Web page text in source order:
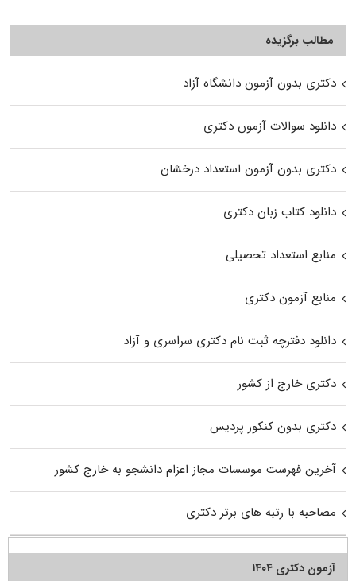
مطالب برگزیده
دکتری بدون آزمون دانشگاه آزاد
دانلود سوالات آزمون دکتری
دکتری بدون آزمون استعداد درخشان
دانلود کتاب زبان دکتری
منابع استعداد تحصیلی
منابع آزمون دکتری
دانلود دفترچه ثبت نام دکتری سراسری و آزاد
دکتری خارج از کشور
دکتری بدون کنکور پردیس
آخرین فهرست موسسات مجاز اعزام دانشجو به خارج کشور
مصاحبه با رتبه های برتر دکتری
آزمون دکتری ۱۴۰۴